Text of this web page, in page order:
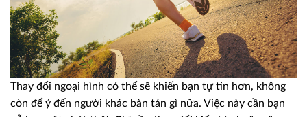
Thay đổi ngoại hình có thể sẽ khiến bạn tự tin hơn, không
còn để ý đến người khác bàn tán gì nữa. Việc này cần bạn